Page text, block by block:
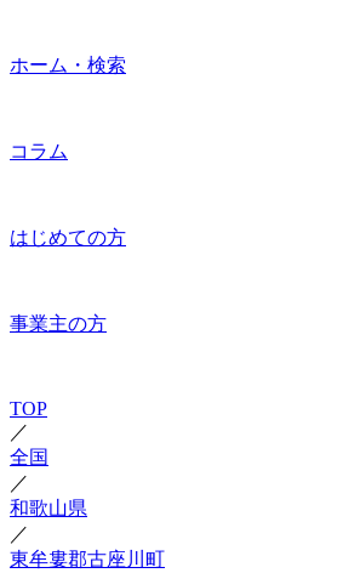
ホーム・検索
コラム
はじめての方
事業主の方
TOP
／
全国
／
和歌山県
／
東牟婁郡古座川町